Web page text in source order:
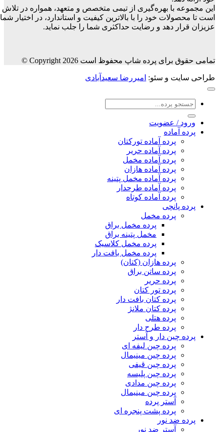
این مجموعه با بهره‌گیری از تیمی متخصص و متعهد، همواره در تلاش
است تا محصولات خود را با بالاترین کیفیت و استاندارد، در اختیار شما
عزیزان قرار دهد و رضایت حداکثری شما را جلب نماید.
تمامی حقوق برای پرده شاپ محفوظ است Copyright 2026 ©
طراحی سایت و سئو:امیررضا سعیدآبادی
جستجو
ورود / عضویت
پرده آماده
پرده آماده تورکتان
پرده آماده حریر
پرده آماده مخمل
پرده آماده هازان
پرده آماده مخمل پتینه
پرده آماده طرحدار
پرده آماده کوتاه
پرده پانچی
پرده مخمل
پرده مخمل براق
مخمل پتینه براق
پرده مخمل کلاسیک
پرده مخمل بافت دار
پرده هازان (کتان)
پرده ساتن براق
پرده حریر
پرده تور کتان
پرده کتان بافت دار
پرده کتان ملانژ
پرده هتلی
پرده طرح دار
پرده چین دار و آستر
پرده چین لیفه ای
پرده چین مینیمال
پرده چین قیفی
پرده چین پلیسه
پرده چین مدادی
پرده چین مینیمال
آستر پرده
پرده پشت پنجره ای
پرده ضد نور
آستر ضد نور